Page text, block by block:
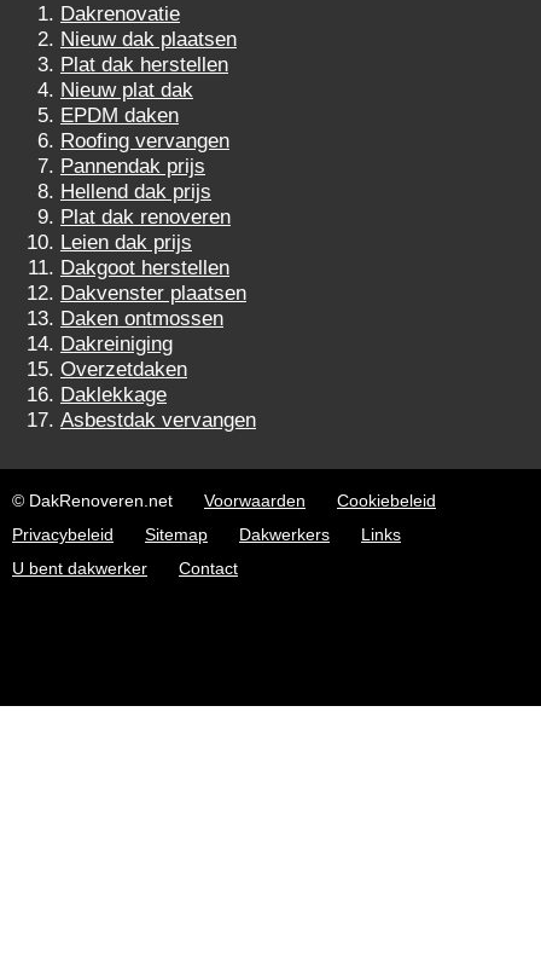
Dakrenovatie
Nieuw dak plaatsen
Plat dak herstellen
Nieuw plat dak
EPDM daken
Roofing vervangen
Pannendak prijs
Hellend dak prijs
Plat dak renoveren
Leien dak prijs
Dakgoot herstellen
Dakvenster plaatsen
Daken ontmossen
Dakreiniging
Overzetdaken
Daklekkage
Asbestdak vervangen
© DakRenoveren.net Voorwaarden
Cookiebeleid
Privacybeleid
Sitemap Dakwerkers
Links
U bent dakwerker
Contact